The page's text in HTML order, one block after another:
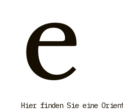
e
Hier finden Sie eine